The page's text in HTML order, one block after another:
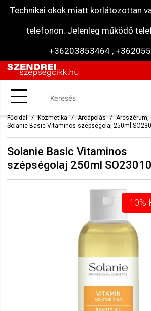
Technikai okok miatt korlátozottan
telefonon. Jelenleg működő
+36203853464 ,
Főoldal Kozmetika Arcápolás
Arcszérum,
Solanie Basic Vitaminos szépségolaj 250ml
Solanie Basic Vitaminos
szépségolaj 250ml SO23010
10%